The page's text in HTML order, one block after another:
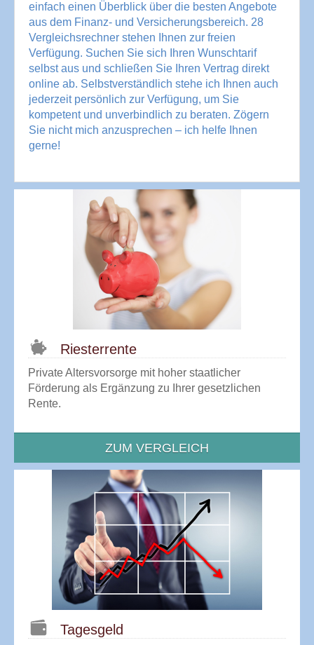
einfach einen Überblick über die besten Angebote
aus dem Finanz- und Versicherungsbereich. 28
Vergleichsrechner stehen Ihnen zur freien
Verfügung. Suchen Sie sich Ihren Wunschtarif
selbst aus und schließen Sie Ihren Vertrag direkt
online ab. Selbstverständlich stehe ich Ihnen auch
jederzeit persönlich zur Verfügung, um Sie
kompetent und unverbindlich zu beraten. Zögern
Sie nicht mich anzusprechen – ich helfe Ihnen
gerne!
Riesterrente
Private Altersvorsorge mit hoher staatlicher
Förderung als Ergänzung zu Ihrer gesetzlichen
Rente.
ZUM VERGLEICH
Tagesgeld